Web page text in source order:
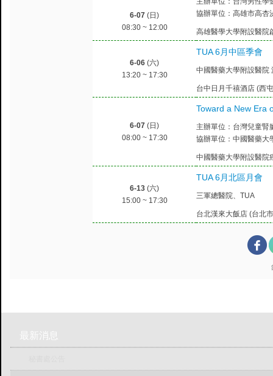
6-07 (日)
08:30 ~ 12:00
協辦單位：高雄市高杏
高雄醫學大學附設醫院
6-06 (六)
13:20 ~ 17:30
TUA 6月中區季會
中國醫藥大學附設醫院
台中日月千禧酒店 (西
6-07 (日)
08:00 ~ 17:30
Toward a New Era
主辦單位：台灣兒童腎
協辦單位：中國醫藥大
中國醫藥大學附設醫院
6-13 (六)
15:00 ~ 17:30
TUA 6月北區月會
三軍總醫院、TUA
台北漢來大飯店 (台北
最新消息